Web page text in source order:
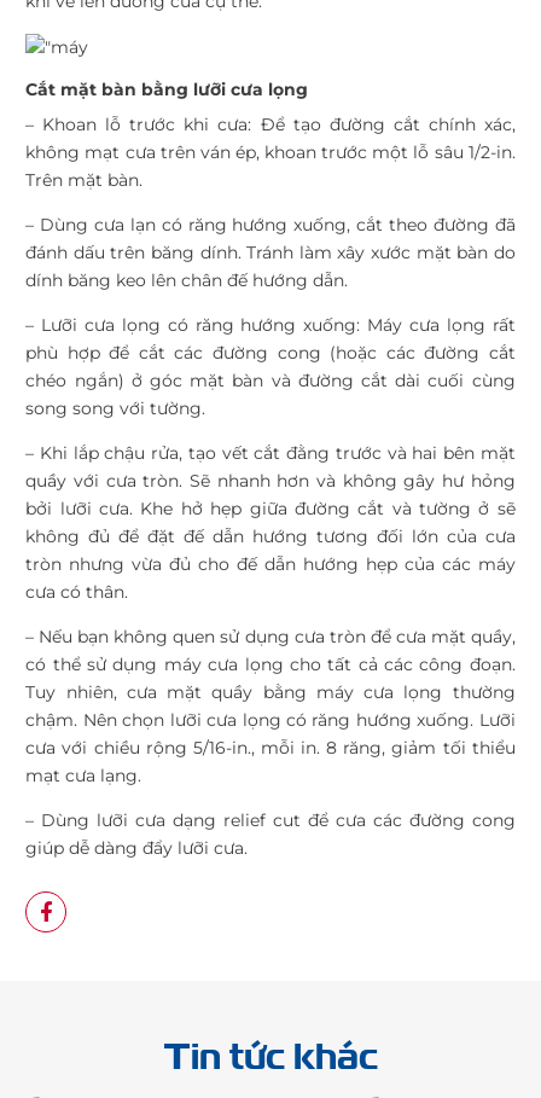
Cắt mặt bàn bằng lưỡi cưa lọng
– Khoan lỗ trước khi cưa: Để tạo đường cắt chính xác,
không mạt cưa trên ván ép, khoan trước một lỗ sâu 1/2-in.
Trên mặt bàn.
– Dùng cưa lạn có răng hướng xuống, cắt theo đường đã
đánh dấu trên băng dính. Tránh làm xây xước mặt bàn do
dính băng keo lên chân đế hướng dẫn.
– Lưỡi cưa lọng có răng hướng xuống: Máy cưa lọng rất
phù hợp để cắt các đường cong (hoặc các đường cắt
chéo ngắn) ở góc mặt bàn và đường cắt dài cuối cùng
song song với tường.
– Khi lắp chậu rửa, tạo vết cắt đằng trước và hai bên mặt
quầy với cưa tròn. Sẽ nhanh hơn và không gây hư hỏng
bởi lưỡi cưa. Khe hở hẹp giữa đường cắt và tường ở sẽ
không đủ để đặt đế dẫn hướng tương đối lớn của cưa
tròn nhưng vừa đủ cho đế dẫn hướng hẹp của các máy
cưa có thân.
– Nếu bạn không quen sử dụng cưa tròn để cưa mặt quầy,
có thể sử dụng máy cưa lọng cho tất cả các công đoạn.
Tuy nhiên, cưa mặt quầy bằng máy cưa lọng thường
chậm. Nên chọn lưỡi cưa lọng có răng hướng xuống. Lưỡi
cưa với chiều rộng 5/16-in., mỗi in. 8 răng, giảm tối thiểu
mạt cưa lạng.
– Dùng lưỡi cưa dạng relief cut để cưa các đường cong
giúp dễ dàng đẩy lưỡi cưa.
Tin tức khác